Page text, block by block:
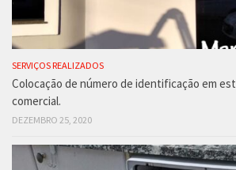
SERVIÇOS REALIZADOS
Colocação de número de identificação em
comercial.
DEZEMBRO 25, 2020